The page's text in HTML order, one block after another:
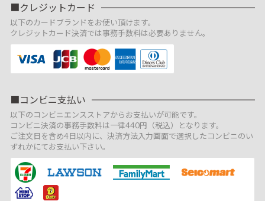
クレジットカード
以下のカードブランドをお使い頂けます。
クレジットカード決済では事務手数料は必要ありません。
コンビニ支払い
以下のコンビニエンスストアからお支払いが可能です。
コンビニ決済の事務手数料は一律440円（税込）となります。
ご注文日を含め4日以内に、決済方法入力画面で選択したコンビニのい
ずれかにてお支払い下さい。